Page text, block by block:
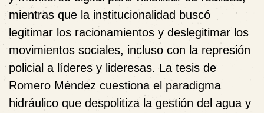
mientras que la institucionalidad buscó
legitimar los racionamientos y deslegitimar los
movimientos sociales, incluso con la represión
policial a líderes y lideresas. La tesis de
Romero Méndez cuestiona el paradigma
hidráulico que despolitiza la gestión del agua y